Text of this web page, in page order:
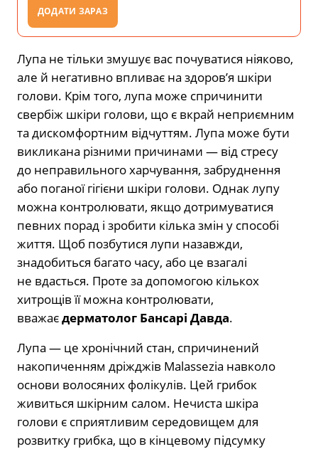
ДОДАТИ ЗАРАЗ
Лупа не тільки змушує вас почуватися ніяково,
але й негативно впливає на здоров’я шкіри
голови. Крім того, лупа може спричинити
свербіж шкіри голови, що є вкрай неприємним
та дискомфортним відчуттям. Лупа може бути
викликана різними причинами — від стресу
до неправильного харчування, забруднення
або поганої гігієни шкіри голови. Однак лупу
можна контролювати, якщо дотримуватися
певних порад і зробити кілька змін у способі
життя. Щоб позбутися лупи назавжди,
знадобиться багато часу, або це взагалі
не вдасться. Проте за допомогою кількох
хитрощів її можна контролювати,
вважаєдерматолог Бансарі Давда.
Лупа — це хронічний стан, спричинений
накопиченням дріжджів Malassezia навколо
основи волосяних фолікулів. Цей грибок
живиться шкірним салом. Нечиста шкіра
голови є сприятливим середовищем для
розвитку грибка, що в кінцевому підсумку